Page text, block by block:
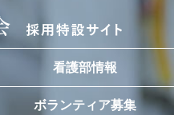
看護部情報
ボランティア募集